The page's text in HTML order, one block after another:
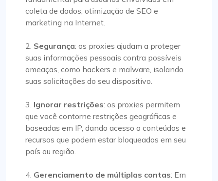
coleta de dados, otimização de SEO e
marketing na Internet.
2. Segurança: os proxies ajudam a proteger
suas informações pessoais contra possíveis
ameaças, como hackers e malware, isolando
suas solicitações do seu dispositivo.
3. Ignorar restrições: os proxies permitem
que você contorne restrições geográficas e
baseadas em IP, dando acesso a conteúdos e
recursos que podem estar bloqueados em seu
país ou região.
4. Gerenciamento de múltiplas contas: Em